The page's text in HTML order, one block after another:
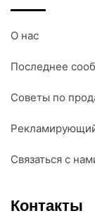
О нас
Последнее
Советы по
Связаться с
Контакты